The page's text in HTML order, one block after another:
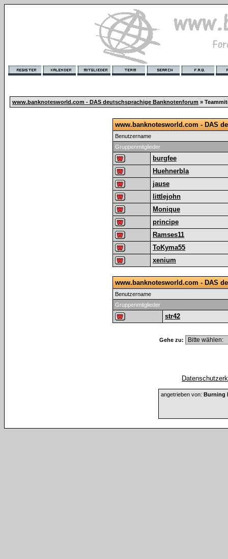
www.banknotesworld.com - DAS deutschsprachige Banknotenforum »
www.banknotesworld.com - DAS
Benutzername
Gruppenmitglieder
burgfee
Huehnerbla
jause
littlejohn
Monique
principe
Ramses11
ToKyma55
xenium
www.banknotesworld.com - DAS
Benutzername
Gruppenmitglieder
str42
Gehe zu:
angetrieben von: Burning